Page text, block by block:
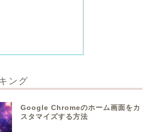
ング
Google Chromeのホーム画面をカ
スタマイズする方法